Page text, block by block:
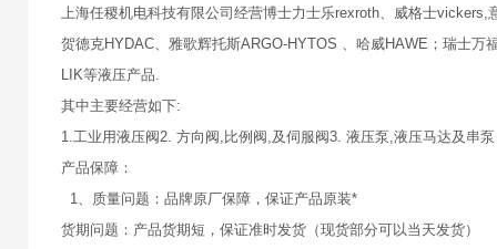
上海任稷机电科技有限公司经营博士力士乐rexroth、威格士
贺德克HYDAC、雅歌辉托斯ARGO-HYTOS 、哈威HAWE；瑞士
LIK等液压产品.
其中主要经营如下:
1.工业用液压阀2. 方向阀,比例阀,及伺服阀3. 液压泵,液压马达及串
产品保障：
1、质量问题：品牌原厂保障，保证产品原装*
货期问题：产品货期短，保证准时发货（现货部分可以当天发货）